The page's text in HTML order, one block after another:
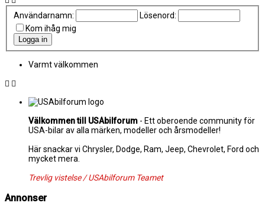
Användarnamn:
Lösenord:
Kom ihåg mig
Varmt välkommen
Välkommen till USAbilforum - Ett oberoende community för
USA-bilar av alla märken, modeller och årsmodeller!
Här snackar vi Chrysler, Dodge, Ram, Jeep, Chevrolet, Ford och
mycket mera.
Trevlig vistelse / USAbilforum Teamet
Annonser